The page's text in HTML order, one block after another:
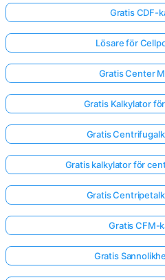
Gratis CDF-
Lösare för
Gratis Center
Gratis Kalkylator
Gratis
Gratis kalkylator för
Gratis
Gratis CFM-
Gratis